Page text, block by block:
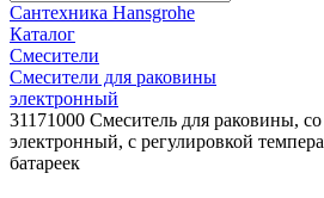
Сантехника Hansgrohe
Каталог
Смесители
Смесители для раковины
электронный
31171000 Смеситель для раковины,
электронный, с регулировкой
батареек